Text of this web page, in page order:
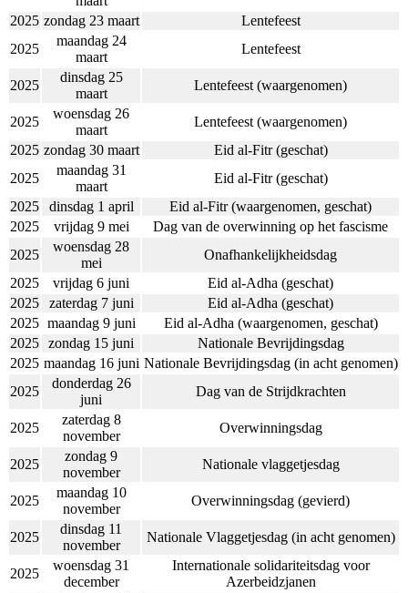
2025 zondag 23 maart
Lentefeest
2025
maandag 24
maart
Lentefeest
2025
dinsdag 25
maart
Lentefeest (waargenomen)
2025
woensdag 26
maart
Lentefeest (waargenomen)
2025 zondag 30 maart
Eid al-Fitr (geschat)
2025
maandag 31
maart
Eid al-Fitr (geschat)
2025
dinsdag 1 april
Eid al-Fitr (waargenomen, geschat)
2025
vrijdag 9 mei
Dag van de overwinning op het fascisme
2025
woensdag 28
mei
Onafhankelijkheidsdag
2025
vrijdag 6 juni
Eid al-Adha (geschat)
2025
zaterdag 7 juni
Eid al-Adha (geschat)
2025 maandag 9 juni
Eid al-Adha (waargenomen, geschat)
2025 zondag 15 juni
Nationale Bevrijdingsdag
2025 maandag 16 juni Nationale Bevrijdingsdag (in acht genomen)
2025
donderdag 26
juni
Dag van de Strijdkrachten
2025
zaterdag 8
november
Overwinningsdag
2025
zondag 9
november
Nationale vlaggetjesdag
2025
maandag 10
november
Overwinningsdag (gevierd)
2025
dinsdag 11
november
Nationale Vlaggetjesdag (in acht genomen)
2025
woensdag 31
december
Internationale solidariteitsdag voor
Azerbeidzjanen